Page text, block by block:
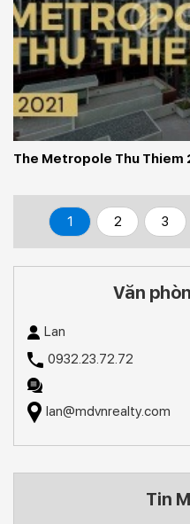
The Metropole Thu Thiem
1 2 3
Văn
Lan
0932.23.72.72
lan@mdvnrealty.com
Tin